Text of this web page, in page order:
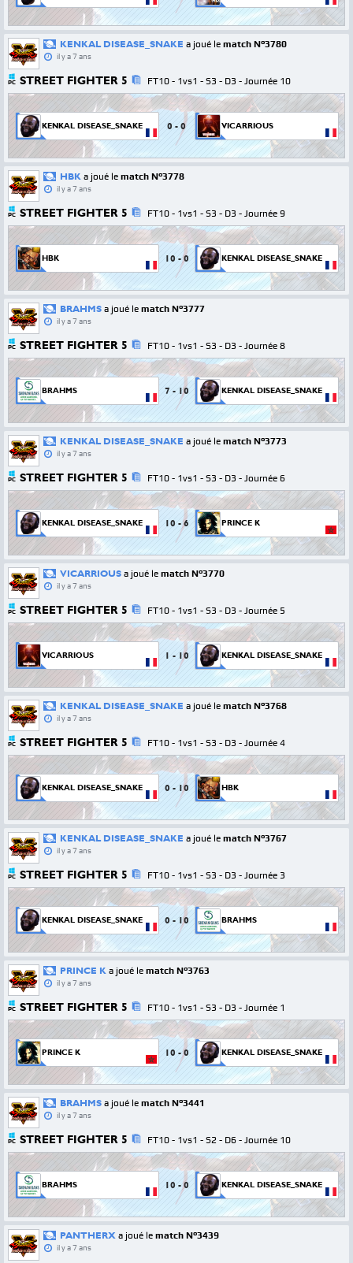
KENKAL DISEASE_SNAKE a joué le match N°3780
il y a 7 ans
PC STREET FIGHTER 5 FT10 - 1vs1 - S3 - D3 - Journée 10
KENKAL DISEASE_SNAKE 0 - 0 VICARRIOUS
HBK a joué le match N°3778
il y a 7 ans
PC STREET FIGHTER 5 FT10 - 1vs1 - S3 - D3 - Journée 9
HBK 10-0 KENKAL DISEASE_SNAKE
BRAHMS a joué le match N°3777
il y a 7 ans
PC STREET FIGHTER 5 FT10 - 1vs1 - S3 - D3 - Journée 8
BRAHMS 7 - 10 KENKAL DISEASE_SNAKE
KENKAL DISEASE_SNAKE a joué le match N°3773
il y a 7 ans
PC STREET FIGHTER 5 FT10 - 1vs1 - S3 - D3 - Journée 6
KENKAL DISEASE_SNAKE 10-6 PRINCE K
VICARRIOUS a joué le match N°3770
il y a 7 ans
PC STREET FIGHTER 5 FT10 - 1vs1 - S3 - D3 - Journée 5
VICARRIOUS 1 - 10 KENKAL DISEASE_SNAKE
KENKAL DISEASE_SNAKE a joué le match N°3768
il y a 7 ans
PC STREET FIGHTER 5 FT10 - 1vs1 - S3 - D3 - Journée 4
KENKAL DISEASE_SNAKE 0- 10 HBK
KENKAL DISEASE_SNAKE a joué le match N°3767
il y a 7 ans
PC STREET FIGHTER 5 FT10 - 1vs1 - S3 - D3 - Journée 3
KENKAL DISEASE_SNAKE 0- 10 BRAHMS
PRINCE K a joué le match N°3763
il y a 7 ans
PC STREET FIGHTER 5 FT10 - 1vs1 - S3 - D3 - Journée 1
PRINCE K 10-0 KENKAL DISEASE_SNAKE
BRAHMS a joué le match N°3441
il y a 7 ans
PC STREET FIGHTER 5 FT10 - 1vs1 - S2 - D6 - Journée 10
BRAHMS 10-0 KENKAL DISEASE_SNAKE
PANTHERX a joué le match N°3439
il y a 7 ans